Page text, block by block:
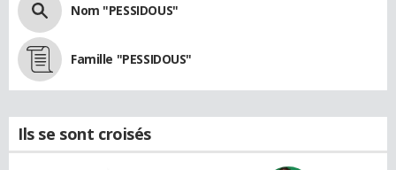
Nom "PESSIDOUS"
Famille "PESSIDOUS"
Ils se sont croisés